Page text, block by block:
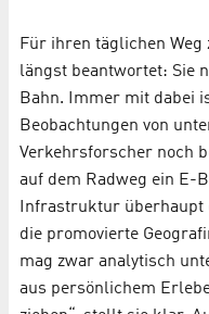
Für ihren täglichen Weg
längst beantwortet: Sie
Bahn. Immer mit dabei
Beobachtungen von
Verkehrsforscher noch
auf dem Radweg ein E-
Infrastruktur
die promovierte
mag zwar analytisch
aus persönlichem